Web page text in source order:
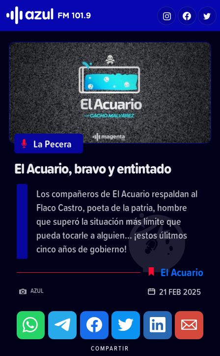
La Pecera
El Acuario, bravo y entintado
Los compañeros de El Acuario respaldan al
Flaco Castro, poeta de la patria, hombre
que superó la situación más límite que
pueda tocarle a alguien... ¡estos úlitmos
cinco años de gobierno!
El Acuario
AZUL 21 FEB 2025
COMPARTIR